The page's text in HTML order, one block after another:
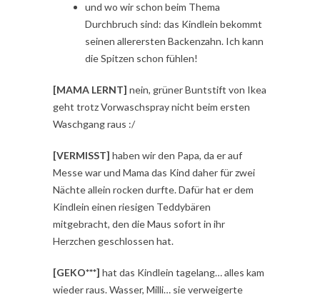
und wo wir schon beim Thema
Durchbruch sind: das Kindlein bekommt
seinen allerersten Backenzahn. Ich kann
die Spitzen schon fühlen!
[MAMA LERNT] nein, grüner Buntstift von Ikea
geht trotz Vorwaschspray nicht beim ersten
Waschgang raus :/
[VERMISST] haben wir den Papa, da er auf
Messe war und Mama das Kind daher für zwei
Nächte allein rocken durfte. Dafür hat er dem
Kindlein einen riesigen Teddybären
mitgebracht, den die Maus sofort in ihr
Herzchen geschlossen hat.
[GEKO***] hat das Kindlein tagelang… alles kam
wieder raus. Wasser, Milli… sie verweigerte